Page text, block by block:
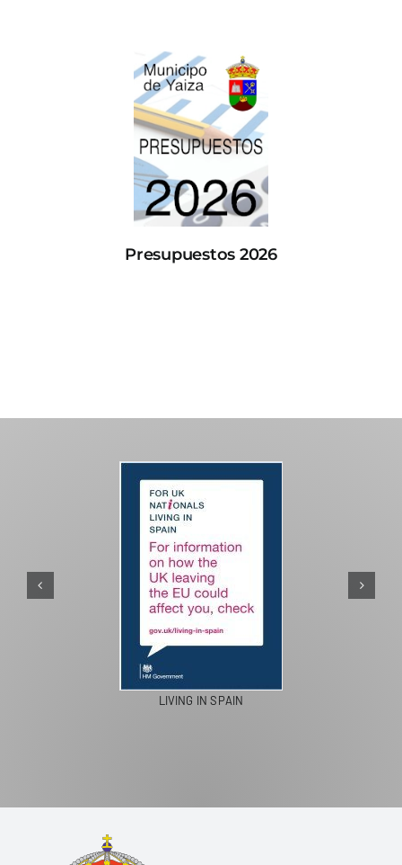
Presupuestos 2026
LIVING IN SPAIN